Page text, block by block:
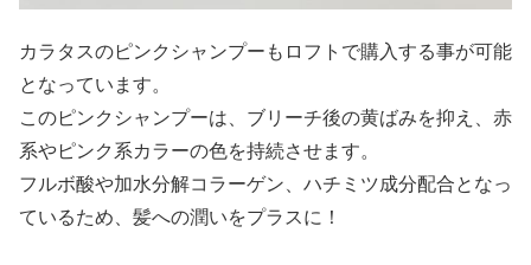
カラタスのピンクシャンプーもロフトで購入する事が可能
となっています。
このピンクシャンプーは、ブリーチ後の黄ばみを抑え、赤
系やピンク系カラーの色を持続させます。
フルボ酸や加水分解コラーゲン、ハチミツ成分配合となっ
ているため、髪への潤いをプラスに！